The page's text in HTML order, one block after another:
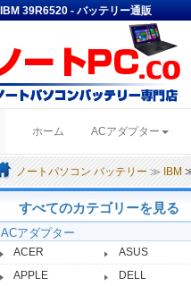
IBM 39R6520 - バッテリー通販
ホーム (current)ACアダプター
ノートパソコン バッテリー ≫ IBM
すべてのカテゴリーを見る
ACアダプター
ACER
ASUS
APPLE
DELL